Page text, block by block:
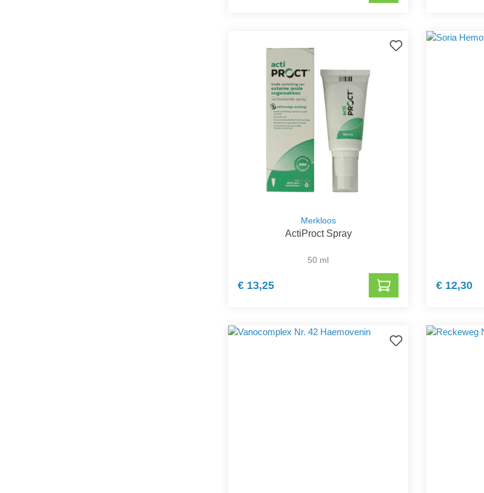
Merkloos
ActiProct Spray
50 ml
€ 13,25 € 12,30